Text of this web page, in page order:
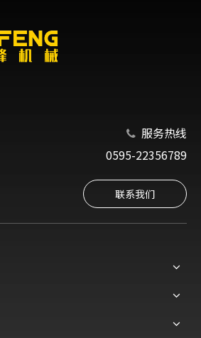
 服务热线
0595-22356789
联系我们